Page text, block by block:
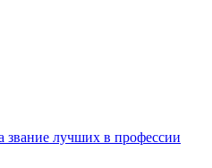
звание лучших в профессии